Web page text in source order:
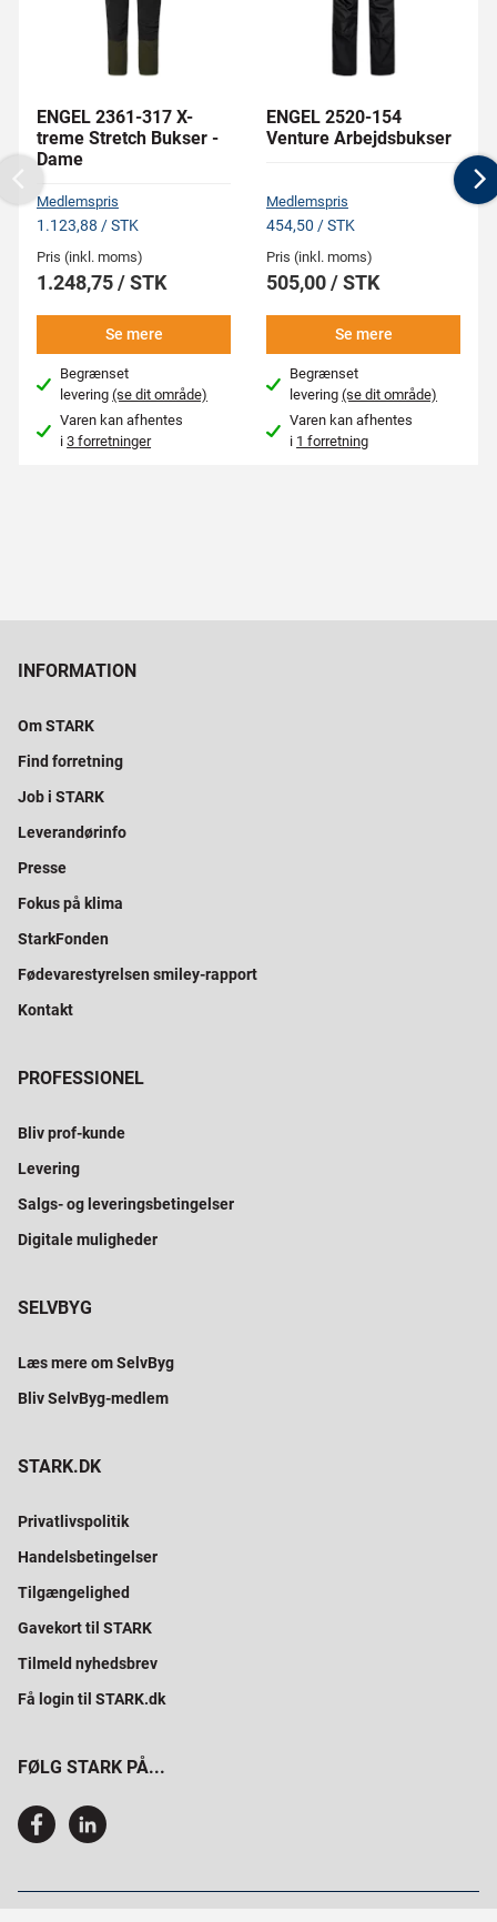
ENGEL 2361-317 X-
treme Stretch Bukser -
Dame
Medlemspris
1.123,88 / STK
Pris (inkl. moms)
1.248,75 / STK
Se mere
Begrænset
levering(se dit område)
Varen kan afhentes
i3 forretninger
ENGEL 2520-154
Venture Arbejdsbukser
Medlemspris
454,50 / STK
Pris (inkl. moms)
505,00 / STK
Se mere
Begrænset
levering(se dit område)
Varen kan afhentes
i 1 forretning
Previous
INFORMATION
Om STARK
Find forretning
Job i STARK
Leverandørinfo
Presse
Fokus på klima
StarkFonden
Fødevarestyrelsen smiley-rapport
Kontakt
PROFESSIONEL
Bliv prof-kunde
Levering
Salgs- og leveringsbetingelser
Digitale muligheder
SELVBYG
Læs mere om SelvByg
Bliv SelvByg-medlem
STARK.DK
Privatlivspolitik
Handelsbetingelser
Tilgængelighed
Gavekort til STARK
Tilmeld nyhedsbrev
Få login til STARK.dk
FØLG STARK PÅ...